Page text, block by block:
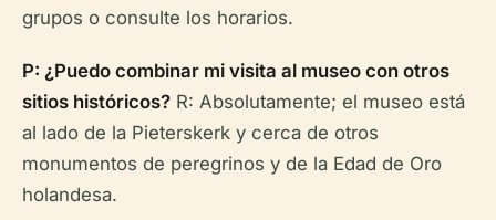
grupos o consulte los horarios.
P: ¿Puedo combinar mi visita al museo con otros
sitios históricos? R: Absolutamente; el museo está
al lado de la Pieterskerk y cerca de otros
monumentos de peregrinos y de la Edad de Oro
holandesa.